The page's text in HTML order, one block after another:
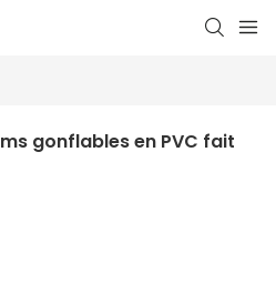
gonflables en PVC fait